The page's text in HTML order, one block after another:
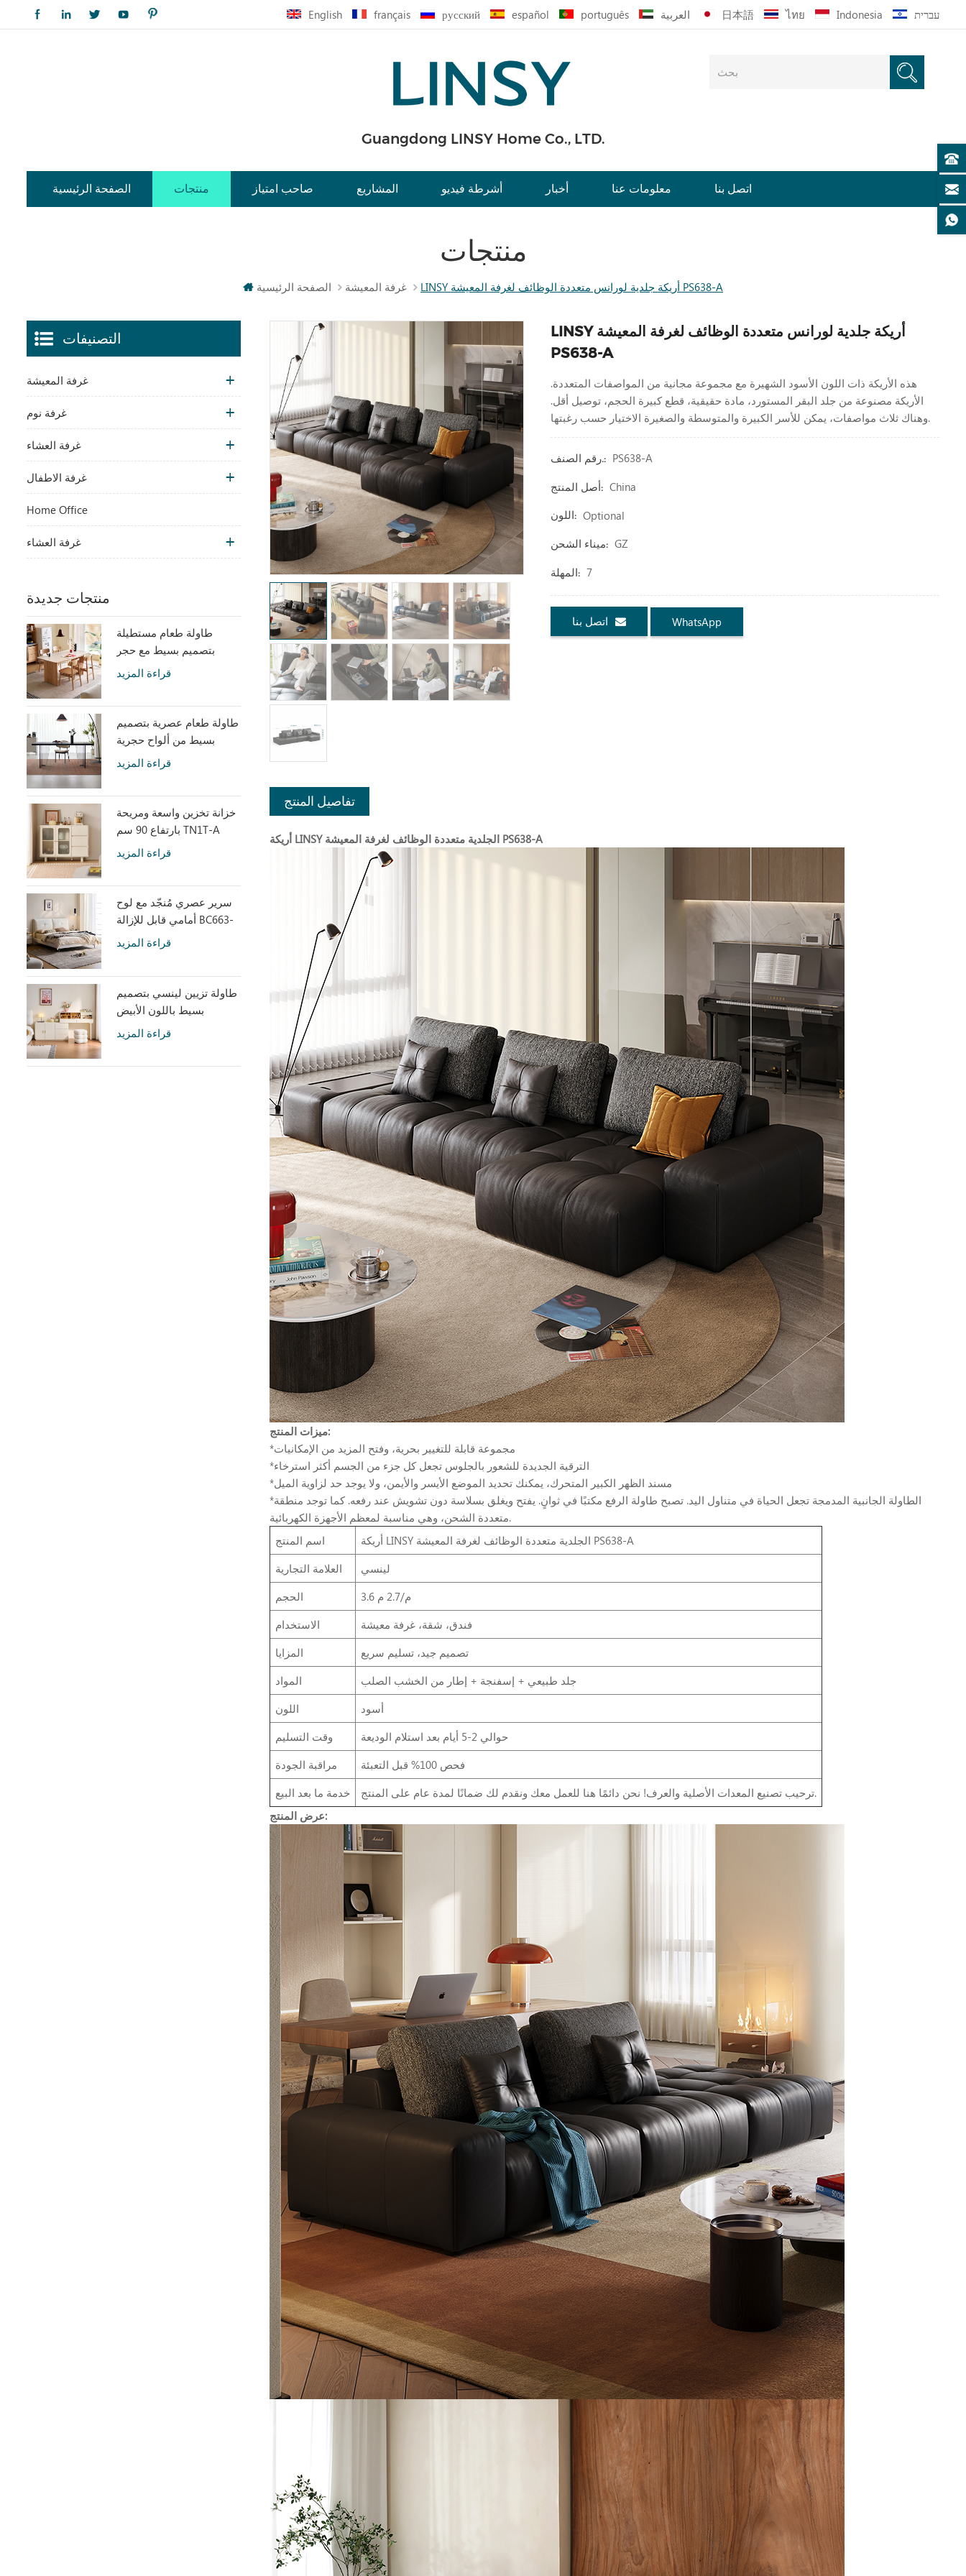
English français русский español português العربية 日本語 ไทย Indonesia עברית
Guangdong LINSY Home Co., LTD.
الصفحة الرئيسية منتجات صاحب امتياز المشاريع أشرطة فيديو أخبار معلومات عنا اتصل بنا
منتجات
الصفحة الرئيسية غرفة المعيشة LINSY أريكة جلدية لورانس متعددة الوظائف لغرفة المعيشة PS638-A
LINSY أريكة جلدية لورانس متعددة الوظائف لغرفة المعيشة
PS638-A
هذه الأريكة ذات اللون الأسود الشهيرة مع مجموعة مجانية من المواصفات المتعددة.
الأريكة مصنوعة من جلد البقر المستورد، مادة حقيقية، قطع كبيرة الحجم، توصيل أقل.
وهناك ثلاث مواصفات، يمكن للأسر الكبيرة والمتوسطة والصغيرة الاختيار حسب رغبتها.
رقم الصنف.: PS638-A
أصل المنتج: China
اللون: Optional
ميناء الشحن: GZ
المهلة: 7
اتصل بنا WhatsApp
تفاصيل المنتج
أريكة LINSY الجلدية متعددة الوظائف لغرفة المعيشة PS638-A
ميزات المنتج:
*مجموعة قابلة للتغيير بحرية، وفتح المزيد من الإمكانيات
*الترقية الجديدة للشعور بالجلوس تجعل كل جزء من الجسم أكثر استرخاء
*مسند الظهر الكبير المتحرك، يمكنك تحديد الموضع الأيسر والأيمن، ولا يوجد حد لزاوية الميل
*الطاولة الجانبية المدمجة تجعل الحياة في متناول اليد. تصبح طاولة الرفع مكتبًا في ثوانٍ. يفتح ويغلق بسلاسة دون تشويش عند رفعه. كما توجد منطقة
متعددة الشحن، وهي مناسبة لمعظم الأجهزة الكهربائية.
اسم المنتج
أريكة LINSY الجلدية متعددة الوظائف لغرفة المعيشة PS638-A
العلامة التجارية
لينسي
الحجم
3.6 م/2.7 م
الاستخدام
فندق، شقة، غرفة معيشة
المزايا
تصميم جيد، تسليم سريع
المواد
جلد طبيعي + إسفنجة + إطار من الخشب الصلب
اللون
أسود
وقت التسليم
حوالي 2-5 أيام بعد استلام الوديعة
مراقبة الجودة
فحص 100% قبل التعبئة
خدمة ما بعد البيع
ترحيب تصنيع المعدات الأصلية والعرف! نحن دائمًا هنا للعمل معك ونقدم لك ضمانًا لمدة عام على المنتج.
عرض المنتج:
التصنيفات
غرفة المعيشة
غرفة نوم
غرفة العشاء
غرفة الاطفال
Home Office
غرفة العشاء
منتجات جديدة
طاولة طعام مستطيلة
بتصميم بسيط مع حجر
متكلس LH586R4-Cقراءة المزيد
طاولة طعام عصرية بتصميم
بسيط من ألواح حجرية
رمادية مع أكريليك شفاف
RI2R-B
قراءة المزيد
خزانة تخزين واسعة ومريحة
بارتفاع 90 سم TN1T-A
قراءة المزيد
سرير عصري مُنجّد مع لوح
أمامي قابل للإزالة BC663-
قراءة المزيد
طاولة تزيين لينسي بتصميم
بسيط باللون الأبيض
قراءة المزيد